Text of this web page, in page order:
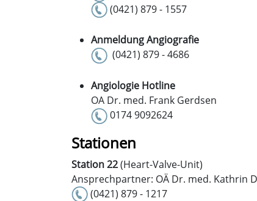
(0421) 879 - 1557
Anmeldung Angiografie
(0421) 879 - 4686
Angiologie Hotline
OA Dr. med. Frank Gerdsen
0174 9092624
Stationen
Station 22(Heart-Valve-Unit)
Ansprechpartner: OÄ Dr. med. Kathrin
(0421) 879 - 1217